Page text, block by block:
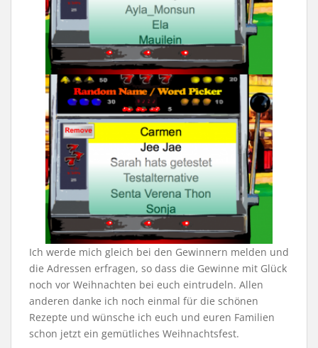
Ich werde mich gleich bei den Gewinnern melden und
die Adressen erfragen, so dass die Gewinne mit Glück
noch vor Weihnachten bei euch eintrudeln. Allen
anderen danke ich noch einmal für die schönen
Rezepte und wünsche ich euch und euren Familien
schon jetzt ein gemütliches Weihnachtsfest.